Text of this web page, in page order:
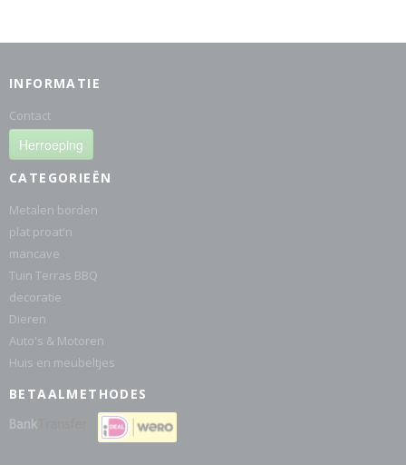
INFORMATIE
Contact
Herroeping
CATEGORIEËN
Metalen borden
plat proat'n
mancave
Tuin Terras BBQ
decoratie
Dieren
Auto's & Motoren
Huis en meubeltjes
BETAALMETHODES